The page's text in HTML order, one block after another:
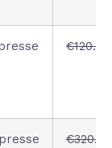
€120.00
€320.00